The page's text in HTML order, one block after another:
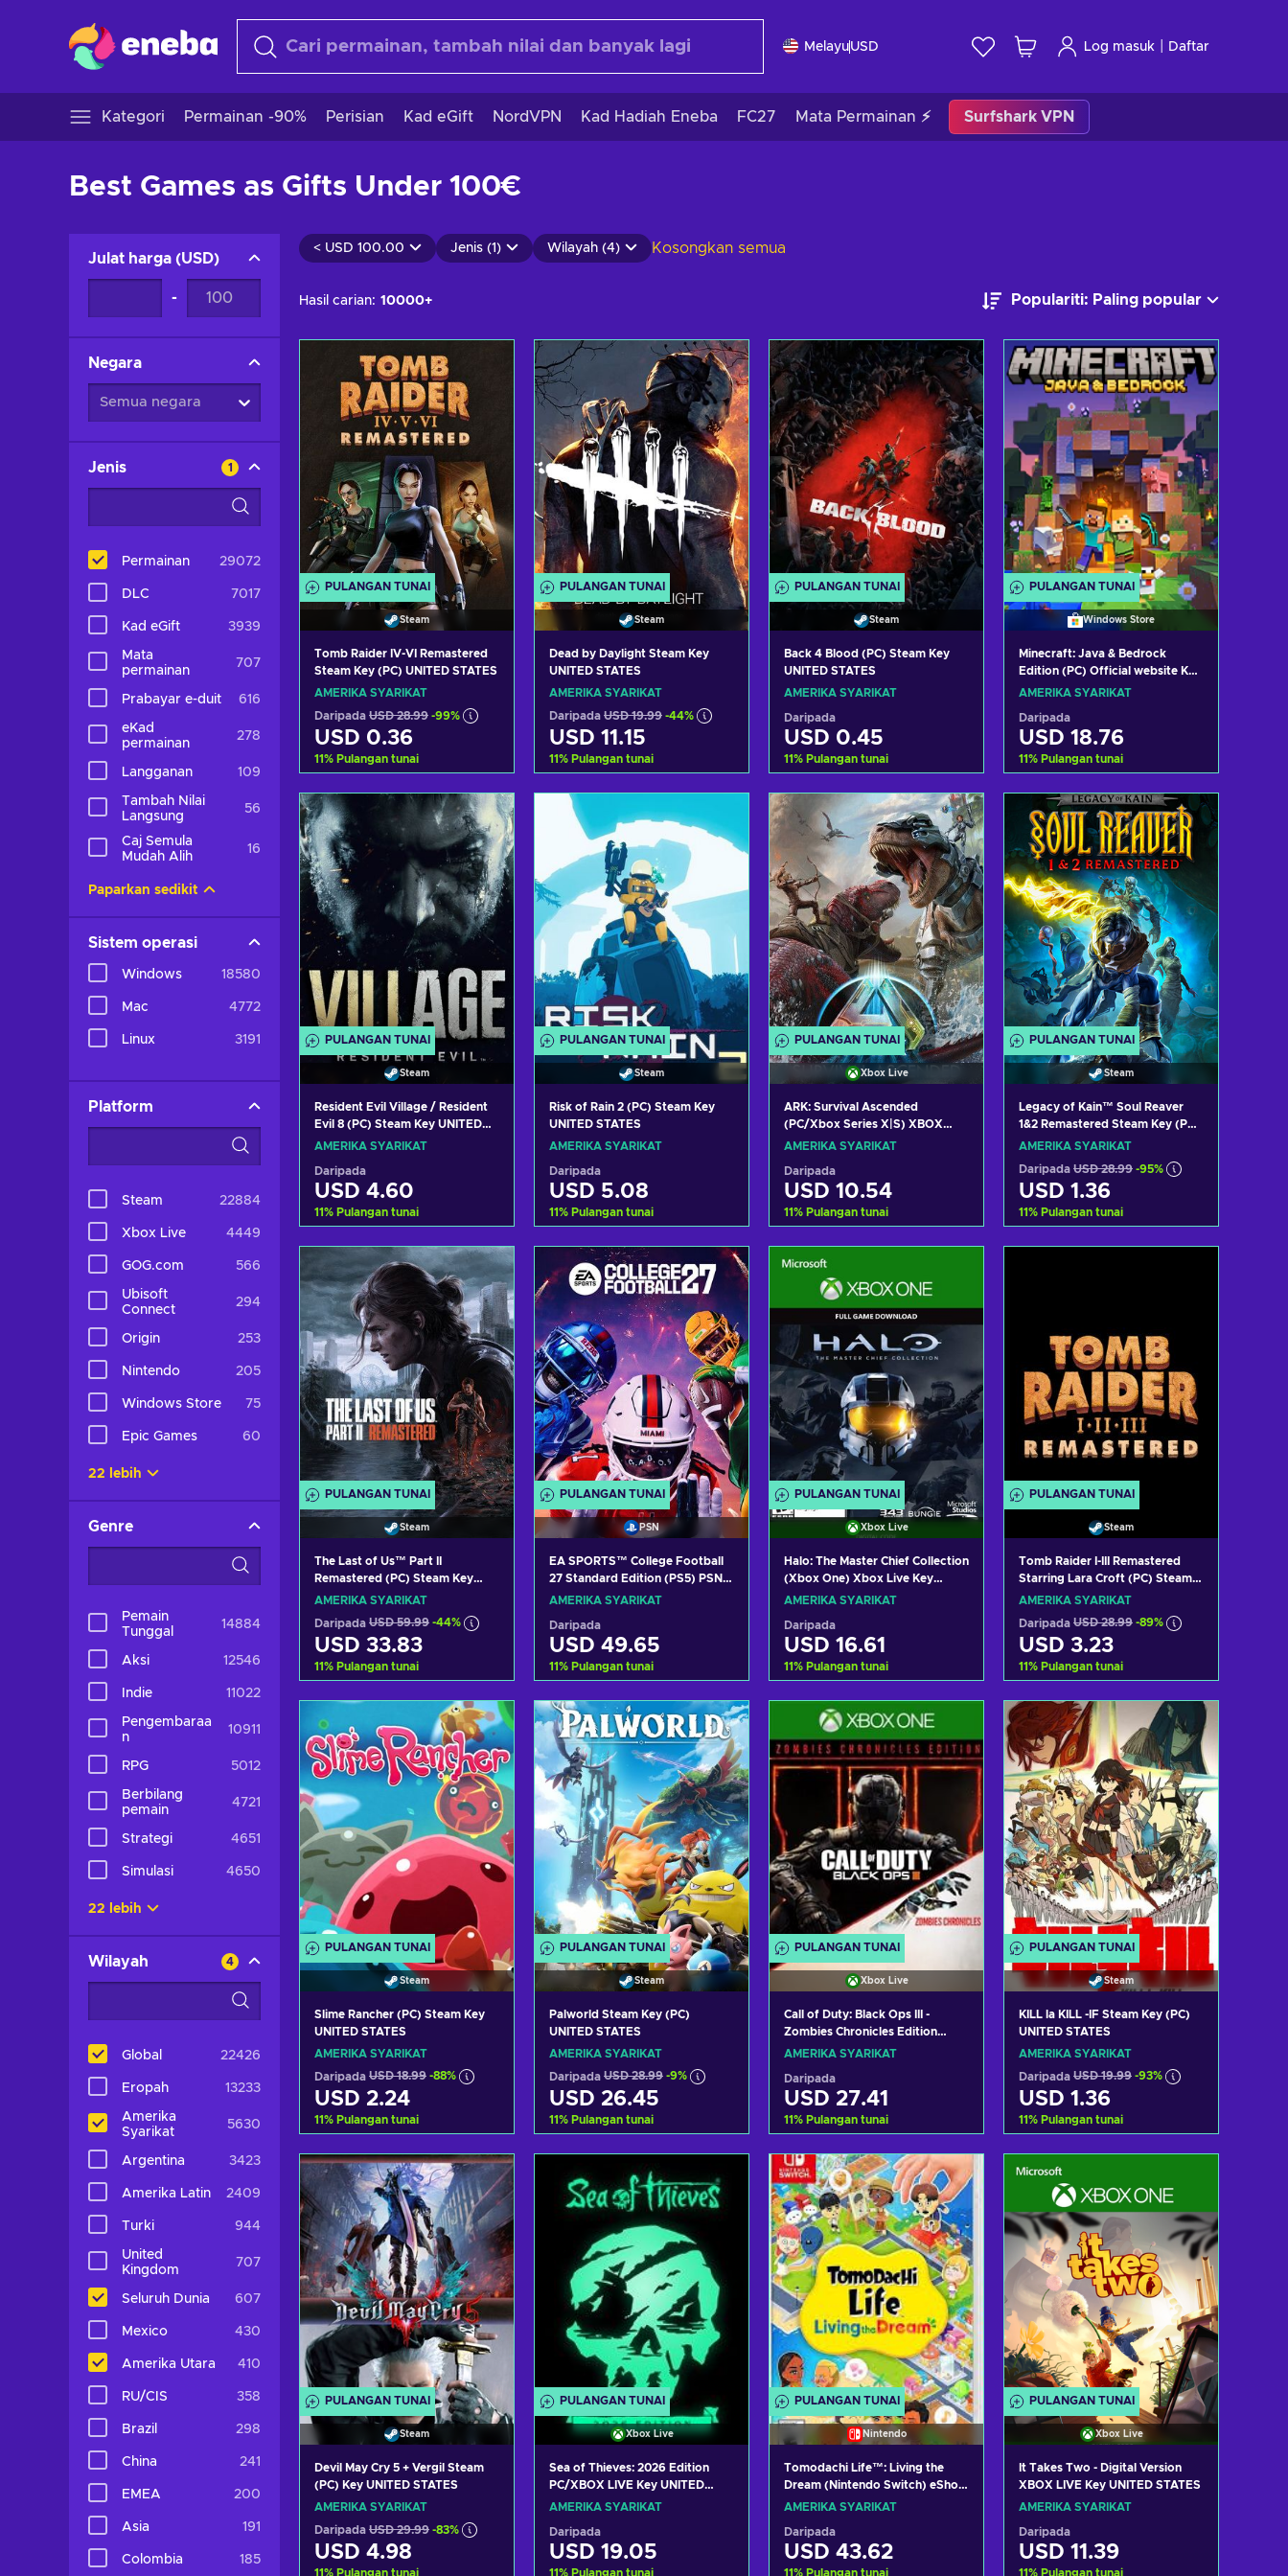
MelayuUSD Log masuk Daftar
Kategori Permainan -90% Perisian Kad eGift NordVPN Kad Hadiah Eneba FC27 Mata Permainan ⚡ Surfshark VPN
Best Games as Gifts Under 100€
Julat harga (USD)
-
Negara
Semua negara
Jenis 1
Permainan 29072
DLC 7017
Kad eGift 3939
Mata
permainan
707
Prabayar e-duit 616
eKad
permainan
278
Langganan 109
Tambah Nilai
Langsung
56
Caj Semula
Mudah Alih
16
Paparkan sedikit
Sistem operasi
Windows 18580
Mac 4772
Linux 3191
Platform
Steam 22884
Xbox Live 4449
GOG.com 566
Ubisoft
Connect
294
Origin 253
Nintendo 205
Windows Store 75
Epic Games 60
22 lebih
Genre
Pemain
Tunggal
14884
Aksi 12546
Indie 11022
Pengembaraa
n
10911
RPG 5012
Berbilang
pemain
4721
Strategi 4651
Simulasi 4650
22 lebih
Wilayah 4
Global 22426
Eropah 13233
Amerika
Syarikat
5630
Argentina 3423
Amerika Latin 2409
Turki 944
United
Kingdom
707
Seluruh Dunia 607
Mexico 430
Amerika Utara 410
RU/CIS 358
Brazil 298
China 241
EMEA 200
Asia 191
Colombia 185
< USD 100.00 Jenis (1) Wilayah (4) Kosongkan semua
Hasil carian: 10000+ Populariti: Paling popular
PULANGAN TUNAI
Steam
Tomb Raider IV-VI Remastered
Steam Key (PC) UNITED STATES
AMERIKA SYARIKAT
Daripada USD 28.99 -99%
USD 0.36
11% Pulangan tunai
Tambah ke troli
Lihat tawaran
PULANGAN TUNAI
Steam
Dead by Daylight Steam Key
UNITED STATES
AMERIKA SYARIKAT
Daripada USD 19.99 -44%
USD 11.15
11% Pulangan tunai
Lihat tawaran
PULANGAN TUNAI
Steam
Back 4 Blood (PC) Steam Key
UNITED STATES
AMERIKA SYARIKAT
Daripada
USD 0.45
11% Pulangan tunai
Tambah ke troli
Lihat tawaran
PULANGAN TUNAI
Windows Store
Minecraft: Java & Bedrock
Edition (PC) Official website Key
UNITED STATES
AMERIKA SYARIKAT
Daripada
USD 18.76
11% Pulangan tunai
Tambah ke troli
Lihat tawaran
PULANGAN TUNAI
Steam
Resident Evil Village / Resident
Evil 8 (PC) Steam Key UNITED
STATES
AMERIKA SYARIKAT
Daripada
USD 4.60
11% Pulangan tunai
Tambah ke troli
Lihat tawaran
PULANGAN TUNAI
Steam
Risk of Rain 2 (PC) Steam Key
UNITED STATES
AMERIKA SYARIKAT
Daripada
USD 5.08
11% Pulangan tunai
Tambah ke troli
Lihat tawaran
PULANGAN TUNAI
Xbox Live
ARK: Survival Ascended
(PC/Xbox Series X|S) XBOX
LIVE Key UNITED STATES
AMERIKA SYARIKAT
Daripada
USD 10.54
11% Pulangan tunai
Lihat tawaran
PULANGAN TUNAI
Steam
Legacy of Kain™ Soul Reaver
1&2 Remastered Steam Key (PC)
UNITED STATES
AMERIKA SYARIKAT
Daripada USD 28.99 -95%
USD 1.36
11% Pulangan tunai
PULANGAN TUNAI
Steam
The Last of Us™ Part II
Remastered (PC) Steam Key
UNITED STATES
AMERIKA SYARIKAT
Daripada USD 59.99 -44%
USD 33.83
11% Pulangan tunai
Tambah ke troli
Lihat tawaran
PULANGAN TUNAI
PSN
EA SPORTS™ College Football
27 Standard Edition (PS5) PSN
Key UNITED STATES
AMERIKA SYARIKAT
Daripada
USD 49.65
11% Pulangan tunai
Tambah ke troli
Lihat tawaran
PULANGAN TUNAI
Xbox Live
Halo: The Master Chief Collection
(Xbox One) Xbox Live Key
UNITED STATES
AMERIKA SYARIKAT
Daripada
USD 16.61
11% Pulangan tunai
Tambah ke troli
Lihat tawaran
PULANGAN TUNAI
Steam
Tomb Raider I-III Remastered
Starring Lara Croft (PC) Steam
Key UNITED STATES
AMERIKA SYARIKAT
Daripada USD 28.99 -89%
USD 3.23
11% Pulangan tunai
Tambah ke troli
Lihat tawaran
PULANGAN TUNAI
Steam
Slime Rancher (PC) Steam Key
UNITED STATES
AMERIKA SYARIKAT
Daripada USD 18.99 -88%
USD 2.24
11% Pulangan tunai
Tambah ke troli
Lihat tawaran
PULANGAN TUNAI
Steam
Palworld Steam Key (PC)
UNITED STATES
AMERIKA SYARIKAT
Daripada USD 28.99 -9%
USD 26.45
11% Pulangan tunai
Lihat tawaran
PULANGAN TUNAI
Xbox Live
Call of Duty: Black Ops III -
Zombies Chronicles Edition
(Xbox One) Xbox Live Key
AMERIKA SYARIKAT
Daripada
USD 27.41
11% Pulangan tunai
Tambah ke troli
Lihat tawaran
PULANGAN TUNAI
Steam
KILL la KILL -IF Steam Key (PC)
UNITED STATES
AMERIKA SYARIKAT
Daripada USD 19.99 -93%
USD 1.36
11% Pulangan tunai
Lihat tawaran
PULANGAN TUNAI
Steam
Devil May Cry 5 + Vergil Steam
(PC) Key UNITED STATES
AMERIKA SYARIKAT
Daripada USD 29.99 -83%
USD 4.98
11% Pulangan tunai
PULANGAN TUNAI
Xbox Live
Sea of Thieves: 2026 Edition
PC/XBOX LIVE Key UNITED
STATES
AMERIKA SYARIKAT
Daripada
USD 19.05
11% Pulangan tunai
PULANGAN TUNAI
Nintendo
Tomodachi Life™: Living the
Dream (Nintendo Switch) eShop
Key UNITED STATES
AMERIKA SYARIKAT
Daripada
USD 43.62
11% Pulangan tunai
PULANGAN TUNAI
Xbox Live
It Takes Two - Digital Version
XBOX LIVE Key UNITED STATES
AMERIKA SYARIKAT
Daripada
USD 11.39
11% Pulangan tunai